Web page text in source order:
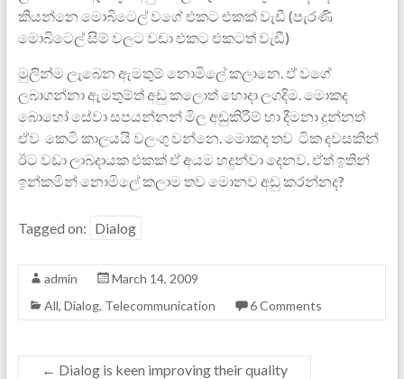
කියන්නෙ මොබිටෙල් වගේ එකට එකක් වැඩී (පැරණි
මොබිටෙල් සිම් වලට වඩා එකට එකටත් වැඩී)
මුලින්ම ලැබෙන ඇමතුම් නොමිලේ කලානෙ. ඒ වගේ
ලබාගන්නා ඇමතුම්ත් අඩු කලොත් හොදා ලගදිම. මොකද
බොහෝ සේවා සපයන්නන් මිල අඩුකිරීම් හා දීමනා දුන්නත්
ඒව කෙටි කාලයයි වලංගු වන්නෙ. මොකද තව ටික දවසකින්
ඊට වඩා ලාබදායක එකක් ඒ අයම හදුන්වා දෙනව. ඒත් ඉතින්
ඉන්කමින් නොමිලේ කලාම තව මොනව අඩු කරන්නද?
Tagged on: Dialog
admin
March 14, 2009
All, Dialog, Telecommunication 6 Comments
← Dialog is keen improving their quality